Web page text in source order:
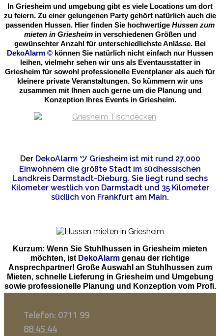
In Griesheim und umgebung gibt es viele Locations um dort
zu feiern. Zu einer gelungenen Party gehört natürlich auch die
passenden Hussen. Hier finden Sie hochwertige Hussen zum
mieten in Griesheimin verschiedenen Größen und
gewünschter Anzahl für unterschiedlichste Anlässe. Bei
DekoAlarm © können Sie natürlich nicht einfach nur Hussen
leihen, vielmehr sehen wir uns als Eventausstatter in
Griesheim für sowohl professionelle Eventplaner als auch für
kleinere private Veranstaltungen. So kümmern wir uns
zusammen mit Ihnen auch gerne um die Planung und
Konzeption Ihres Events in Griesheim.
Der DekoAlarm ツ Griesheim ist mit rund 27.000
Einwohnern die größte Stadt im südhessischen
Landkreis Darmstadt-Dieburg. Sie liegt rund sechs
Kilometer westlich von Darmstadt und 35 Kilometer
südlich von Frankfurt am Main.
Kurzum: Wenn Sie Stuhlhussen in Griesheim mieten
möchten, ist DekoAlarm genau der richtige
Ansprechpartner! Große Auswahl an Stuhlhussen zum
Mieten, schnelle Lieferung in Griesheim und Umgebung
sowie professionelle Planung und Konzeption vom Profi.
Telefon: 0711 99
88 45 44